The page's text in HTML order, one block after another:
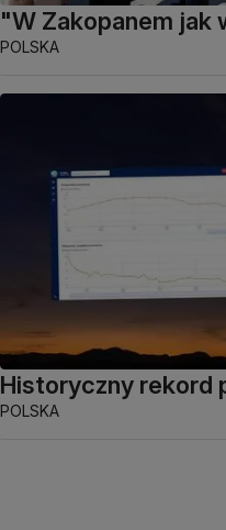
"W Zakopanem
POLSKA
Historyczny rekord
POLSKA